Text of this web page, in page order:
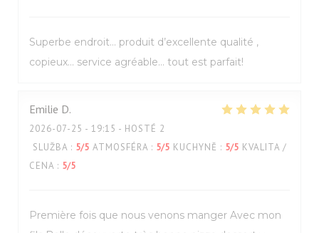
Superbe endroit… produit d’excellente qualité ,
copieux… service agréable… tout est parfait!
Emilie D
2026-07-25 - 19:15 - HOSTÉ 2
SLUŽBA : 5/5 ATMOSFÉRA : 5/5 KUCHYNĚ : 5/5 KVALITA /
CENA : 5/5
Première fois que nous venons manger Avec mon